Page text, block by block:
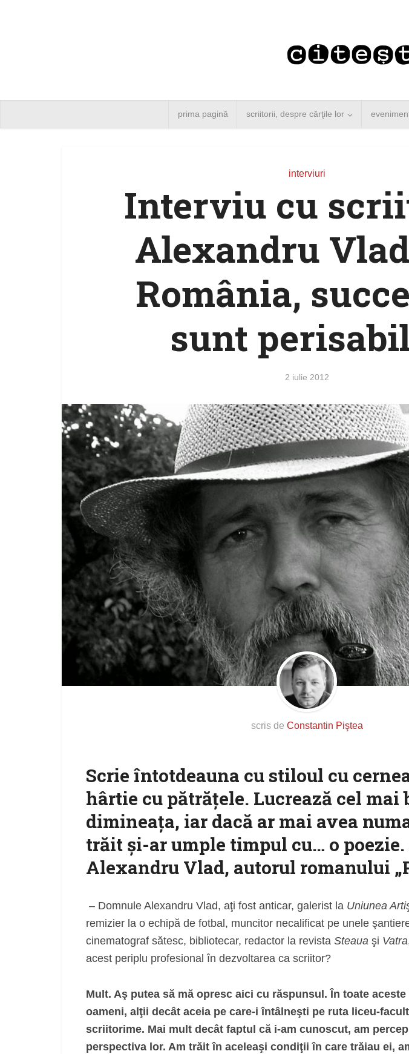
prima pagină scriitorii, despre cărţile lor
interviuri
Interviu cu
Alexandru
România,
sunt
2 iulie 2012
scris de Constantin Piştea
Scrie întotdeauna cu stiloul cu
hârtie cu pătrăţele. Lucrează cel mai
dimineaţa, iar dacă ar mai avea
trăit şi-ar umple timpul cu… o poezie.
Alexandru Vlad, autorul romanului
– Domnule Alexandru Vlad, aţi fost anticar, galerist la Uniunea
remizier la o echipă de fotbal, muncitor necalificat pe unele
cinematograf sătesc, bibliotecar, redactor la revista Steaua şi Vatra
acest periplu profesional în dezvoltarea ca scriitor?
Mult. Aş putea să mă opresc aici cu răspunsul. În toate
oameni, alţii decât aceia pe care-i întâlneşti pe ruta liceu-
scriitorime. Mai mult decât faptul că i-am cunoscut, am
perspectiva lor. Am trăit în aceleaşi condiţii în care trăiau ei,